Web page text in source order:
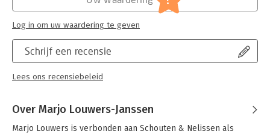
Schrijf een recensie
Lees ons recensiebeleid
Log in om uw waardering te geven
Over Marjo Louwers-Janssen
Marjo Louwers is verbonden aan Schouten & Nelissen als